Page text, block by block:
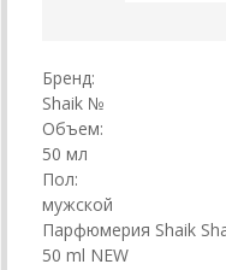
Бренд:
Shaik №
Объем:
50 мл
Пол:
мужской
Парфюмерия Shaik
50 ml NEW